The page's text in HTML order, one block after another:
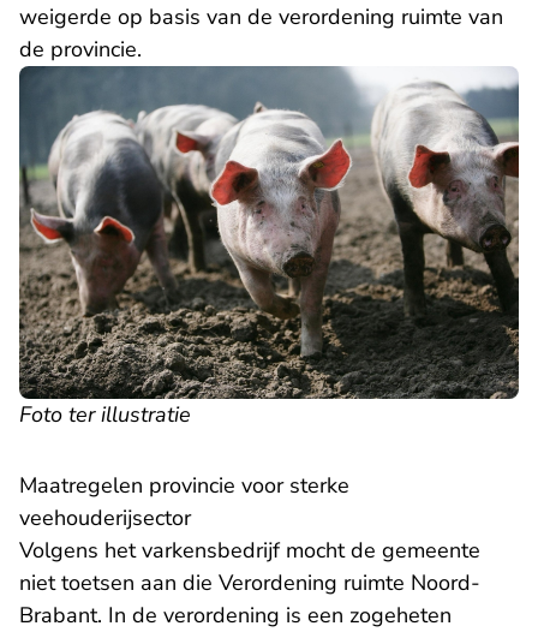
weigerde op basis van de verordening ruimte van
de provincie.
Foto ter illustratie
Maatregelen provincie voor sterke
veehouderijsector
Volgens het varkensbedrijf mocht de gemeente
niet toetsen aan die Verordening ruimte Noord-
Brabant. In de verordening is een zogeheten